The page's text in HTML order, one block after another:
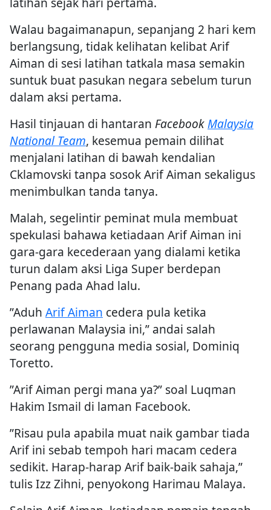
Walau bagaimanapun, sepanjang 2 hari kem
berlangsung, tidak kelihatan kelibat Arif
Aiman di sesi latihan tatkala masa semakin
suntuk buat pasukan negara sebelum turun
dalam aksi pertama.
Hasil tinjauan di hantaran FacebookMalaysia
National Team, kesemua pemain dilihat
menjalani latihan di bawah kendalian
Cklamovski tanpa sosok Arif Aiman sekaligus
menimbulkan tanda tanya.
Malah, segelintir peminat mula membuat
spekulasi bahawa ketiadaan Arif Aiman ini
gara-gara kecederaan yang dialami ketika
turun dalam aksi Liga Super berdepan
Penang pada Ahad lalu.
”Aduh Arif Aiman cedera pula ketika
perlawanan Malaysia ini,” andai salah
seorang pengguna media sosial, Dominiq
Toretto.
”Arif Aiman pergi mana ya?” soal Luqman
Hakim Ismail di laman Facebook.
”Risau pula apabila muat naik gambar tiada
Arif ini sebab tempoh hari macam cedera
sedikit. Harap-harap Arif baik-baik sahaja,”
tulis Izz Zihni, penyokong Harimau Malaya.